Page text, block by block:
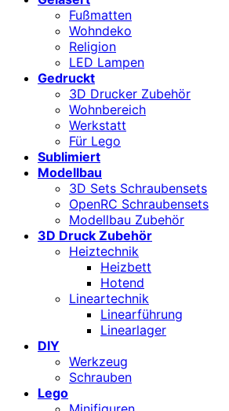
Fußmatten
Wohndeko
Religion
LED Lampen
Gedruckt
3D Drucker Zubehör
Wohnbereich
Werkstatt
Für Lego
Sublimiert
Modellbau
3D Sets Schraubensets
OpenRC Schraubensets
Modellbau Zubehör
3D Druck Zubehör
Heiztechnik
Heizbett
Hotend
Lineartechnik
Linearführung
Linearlager
DIY
Werkzeug
Schrauben
Lego